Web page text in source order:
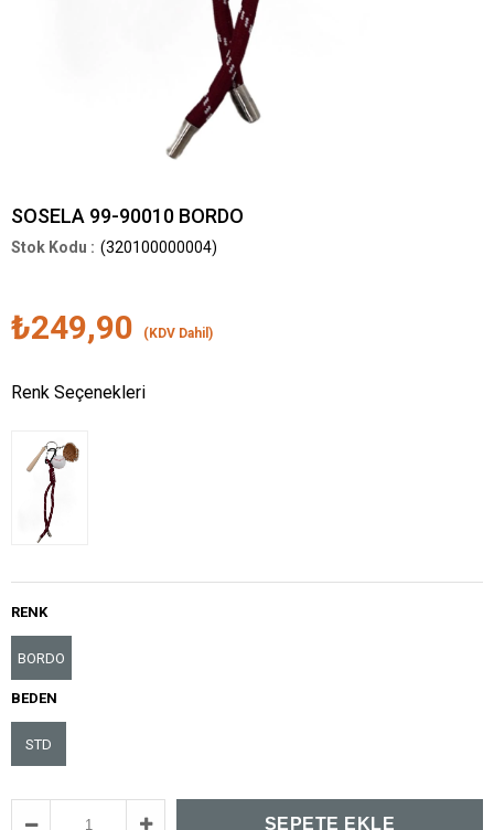
SOSELA 99-90010 BORDO
(320100000004)
₺249,90 (KDV Dahil)
Renk Seçenekleri
RENK
BORDO
BEDEN
STD